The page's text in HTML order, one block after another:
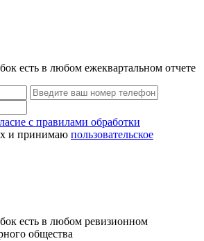
есть в любом ежеквартальном отчете
с правилами обработки
и принимаю пользовательское
есть в любом ревизионном
общества